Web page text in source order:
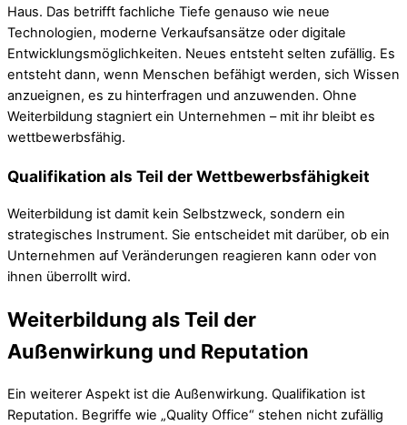
Haus. Das betrifft fachliche Tiefe genauso wie neue
Technologien, moderne Verkaufsansätze oder digitale
Entwicklungsmöglichkeiten. Neues entsteht selten zufällig. Es
entsteht dann, wenn Menschen befähigt werden, sich Wissen
anzueignen, es zu hinterfragen und anzuwenden. Ohne
Weiterbildung stagniert ein Unternehmen – mit ihr bleibt es
wettbewerbsfähig.
Qualifikation als Teil der Wettbewerbsfähigkeit
Weiterbildung ist damit kein Selbstzweck, sondern ein
strategisches Instrument. Sie entscheidet mit darüber, ob ein
Unternehmen auf Veränderungen reagieren kann oder von
ihnen überrollt wird.
Weiterbildung als Teil der
Außenwirkung und Reputation
Ein weiterer Aspekt ist die Außenwirkung. Qualifikation ist
Reputation. Begriffe wie „Quality Office“ stehen nicht zufällig